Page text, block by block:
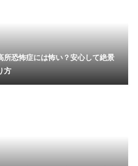
所恐怖症には怖い？安心して絶景
方